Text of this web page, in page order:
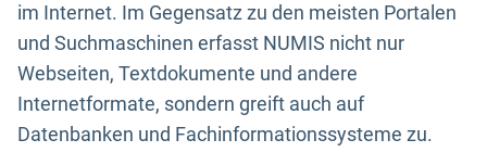
im Internet. Im Gegensatz zu den meisten Portalen
und Suchmaschinen erfasst NUMIS nicht nur
Webseiten, Textdokumente und andere
Internetformate, sondern greift auch auf
Datenbanken und Fachinformationssysteme zu.